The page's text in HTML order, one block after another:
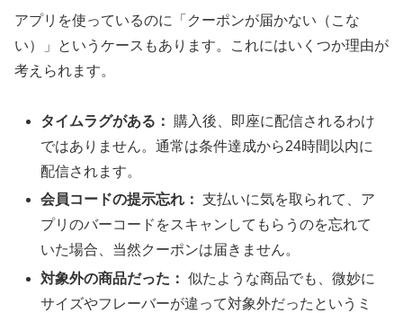
アプリを使っているのに「クーポンが届かない（こな
い）」というケースもあります。これにはいくつか理由が
考えられます。
タイムラグがある：
購入後、即座に配信されるわけ
ではありません。通常は条件達成から24時間以内に
配信されます。
会員コードの提示忘れ： 支払いに気を取られて、ア
プリのバーコードをスキャンしてもらうのを忘れて
いた場合、当然クーポンは届きません。
対象外の商品だった： 似たような商品でも、微妙に
サイズやフレーバーが違って対象外だったというミ